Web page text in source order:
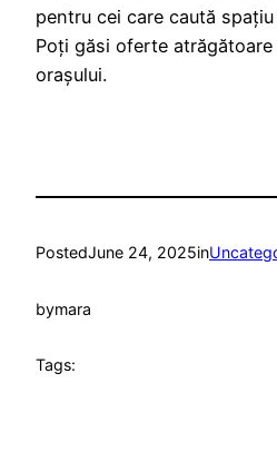
pentru cei care caută
Poți găsi oferte
orașului.
PostedJune 24, 2025in
bymara
Tags: